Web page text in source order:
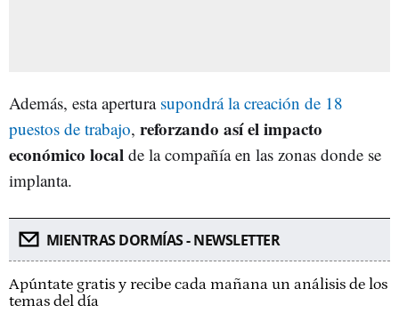
Además, esta apertura supondrá la creación de 18
puestos de trabajo, reforzando así el impacto
económico local de la compañía en las zonas donde se
implanta.
MIENTRAS DORMÍAS - NEWSLETTER
Apúntate gratis y recibe cada mañana un análisis de los
temas del día